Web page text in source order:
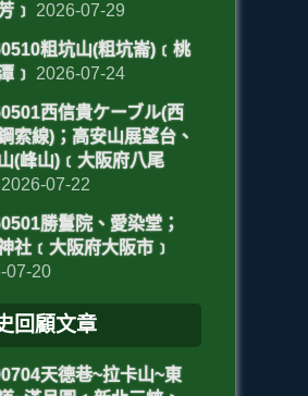
﹞ 2026-07-29
粗坑山(粗坑崙)﹝桃
﹞ 2026-07-24
西信貴ケーブル(西
索線)；高安山展望台、
(峰山)﹝大阪府八尾
2026-07-22
勝鬘院、愛染堂；
社﹝大阪府大阪市﹞
07-20
回顧文章
天德巷~拉卡山~東